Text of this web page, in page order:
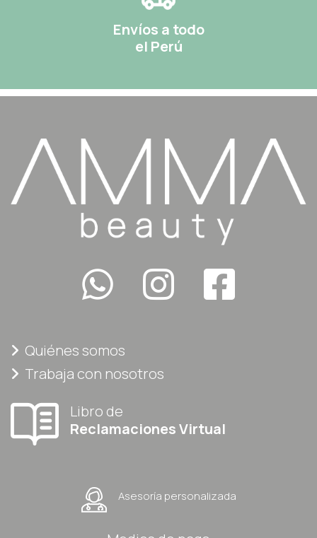
Envíos a todo
el Perú
Quiénes somos
Trabaja con nosotros
Libro de
Reclamaciones Virtual
Asesoría personalizada